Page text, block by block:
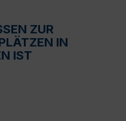
ZUR
IN
IST